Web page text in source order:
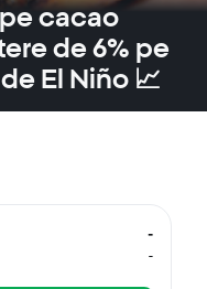
cacao
de 6% pe
El Niño 📈
-
-